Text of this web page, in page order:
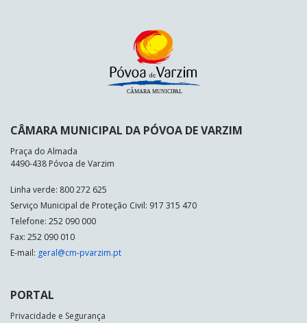
CÂMARA MUNICIPAL DA PÓVOA DE VARZIM
Praça do Almada
4490-438 Póvoa de Varzim
Linha verde: 800 272 625
Serviço Municipal de Proteção Civil: 917 315 470
Telefone: 252 090 000
Fax: 252 090 010
E-mail: geral@cm-pvarzim.pt
PORTAL
Privacidade e Segurança